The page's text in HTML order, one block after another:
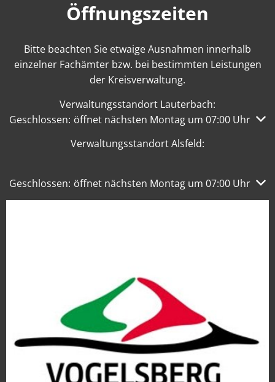
Öffnungszeiten
Bitte beachten Sie etwaige Ausnahmen innerhalb
einzelner Fachämter bzw. bei bestimmten Leistungen
der Kreisverwaltung.
Verwaltungsstandort Lauterbach:
Klicken, um weitere Öffnungs- oder Schließzeiten
Geschlossen: öffnet nächsten Montag um 07:00 Uhr
Verwaltungsstandort Alsfeld:
Klicken, um weitere Öffnungs- oder Schließzeiten
Geschlossen: öffnet nächsten Montag um 07:00 Uhr